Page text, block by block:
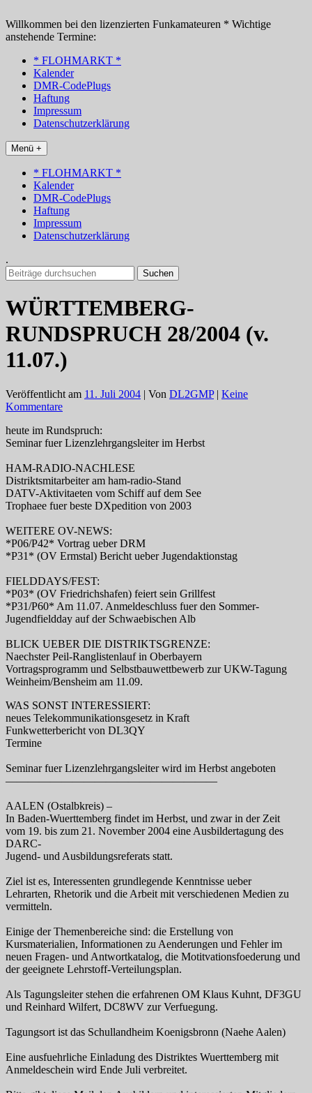
Inhalt
springen
Willkommen bei den lizenzierten Funkamateuren * Wichtige
anstehende Termine:
* FLOHMARKT *
Kalender
DMR-CodePlugs
Haftung
Impressum
Datenschutzerklärung
Menü +
* FLOHMARKT *
Kalender
DMR-CodePlugs
Haftung
Impressum
Datenschutzerklärung
.
Suchen
nach:
WÜRTTEMBERG-
RUNDSPRUCH 28/2004 (v.
11.07.)
Veröffentlicht am 11. Juli 2004 | Von DL2GMP| Keine
Kommentare
heute im Rundspruch:
Seminar fuer Lizenzlehrgangsleiter im Herbst
HAM-RADIO-NACHLESE
Distriktsmitarbeiter am ham-radio-Stand
DATV-Aktivitaeten vom Schiff auf dem See
Trophaee fuer beste DXpedition von 2003
WEITERE OV-NEWS:
*P06/P42* Vortrag ueber DRM
*P31* (OV Ermstal) Bericht ueber Jugendaktionstag
FIELDDAYS/FEST:
*P03* (OV Friedrichshafen) feiert sein Grillfest
*P31/P60* Am 11.07. Anmeldeschluss fuer den Sommer-
Jugendfieldday auf der Schwaebischen Alb
BLICK UEBER DIE DISTRIKTSGRENZE:
Naechster Peil-Ranglistenlauf in Oberbayern
Vortragsprogramm und Selbstbauwettbewerb zur UKW-Tagung
Weinheim/Bensheim am 11.09.
WAS SONST INTERESSIERT:
neues Telekommunikationsgesetz in Kraft
Funkwetterbericht von DL3QY
Termine
Seminar fuer Lizenzlehrgangsleiter wird im Herbst angeboten
———————————————————
AALEN (Ostalbkreis) –
In Baden-Wuerttemberg findet im Herbst, und zwar in der Zeit
vom 19. bis zum 21. November 2004 eine Ausbildertagung des
DARC-
Jugend- und Ausbildungsreferats statt.
Ziel ist es, Interessenten grundlegende Kenntnisse ueber
Lehrarten, Rhetorik und die Arbeit mit verschiedenen Medien zu
vermitteln.
Einige der Themenbereiche sind: die Erstellung von
Kursmaterialien, Informationen zu Aenderungen und Fehler im
neuen Fragen- und Antwortkatalog, die Motitvationsfoederung und
der geeignete Lehrstoff-Verteilungsplan.
Als Tagungsleiter stehen die erfahrenen OM Klaus Kuhnt, DF3GU
und Reinhard Wilfert, DC8WV zur Verfuegung.
Tagungsort ist das Schullandheim Koenigsbronn (Naehe Aalen)
Eine ausfuehrliche Einladung des Distriktes Wuerttemberg mit
Anmeldeschein wird Ende Juli verbreitet.